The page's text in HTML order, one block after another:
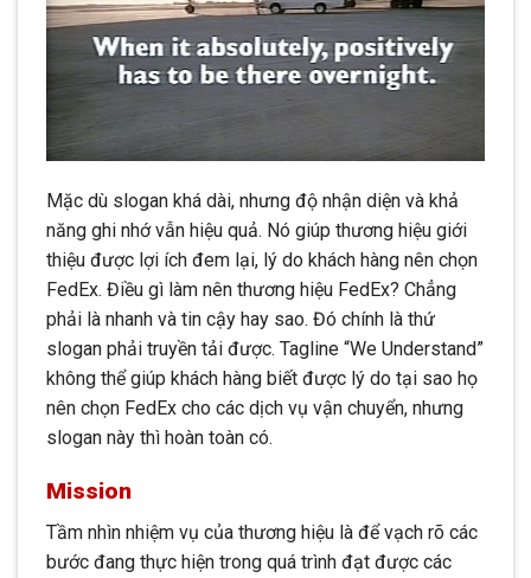
Mặc dù slogan khá dài, nhưng độ nhận diện và khả
năng ghi nhớ vẫn hiệu quả. Nó giúp thương hiệu giới
thiệu được lợi ích đem lại, lý do khách hàng nên chọn
FedEx. Điều gì làm nên thương hiệu FedEx? Chẳng
phải là nhanh và tin cậy hay sao. Đó chính là thứ
slogan phải truyền tải được. Tagline “We Understand”
không thể giúp khách hàng biết được lý do tại sao họ
nên chọn FedEx cho các dịch vụ vận chuyển, nhưng
slogan này thì hoàn toàn có.
Mission
Tầm nhìn nhiệm vụ của thương hiệu là để vạch rõ các
bước đang thực hiện trong quá trình đạt được các